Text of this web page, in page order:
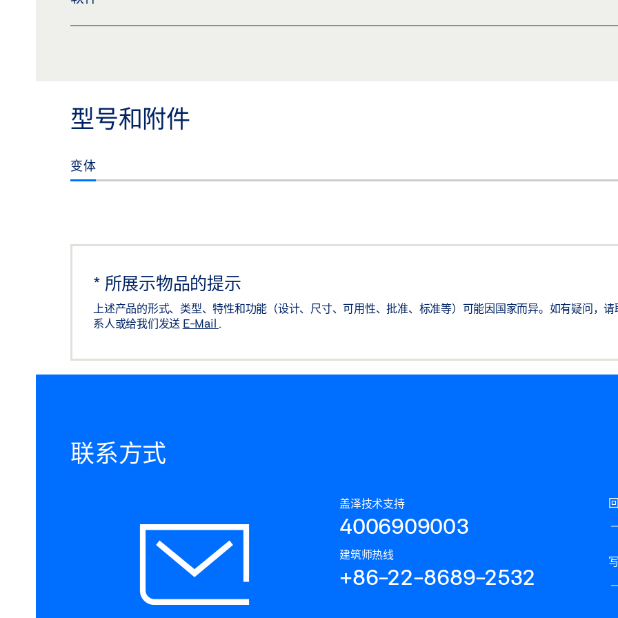
下载 (.ZIP | 97 MB)
型号和附件
变体
* 所展示物品的提示
上述产品的形式、类型、特性和功能（设计、尺寸、可用性、批准、标准等）可能因国家而异。如有疑问，请
系人或给我们发送 E-Mail .
联系方式
盖泽技术支持
4006909003
建筑师热线
+86-22-8689-2532